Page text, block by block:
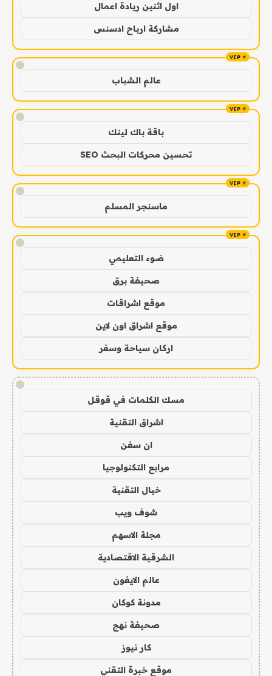
اول اثنين ريادة اعمال
مشاركة ارباح ادسنس
!
عالم الشباب
!
باقة باك لينك
تحسين محركات البحث SEO
!
ماسنجر المسلم
!
ضوء التعليمي
صحيفة برق
موقع اشراقات
موقع اشراق اون لاين
اركان سياحة وسفر
!
مسك الكلمات في قوقل
اشراق التقنية
ان سفن
مرابع التكنولوجيا
خيال التقنية
شوف ويب
مجلة الاسهم
الشرقية الاقتصادية
عالم الايفون
مدونة كوكان
صحيفة نهج
كار نيوز
موقع خبرة التقني